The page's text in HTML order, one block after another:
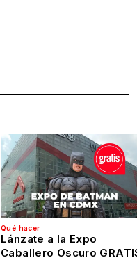
Qué hacer
Lánzate a la Expo
Caballero Oscuro